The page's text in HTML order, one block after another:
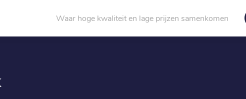
Waar hoge kwaliteit en lage prijzen samenkomen